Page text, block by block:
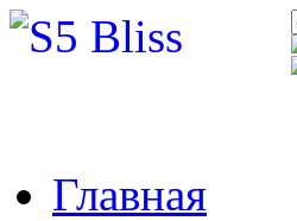
Главная